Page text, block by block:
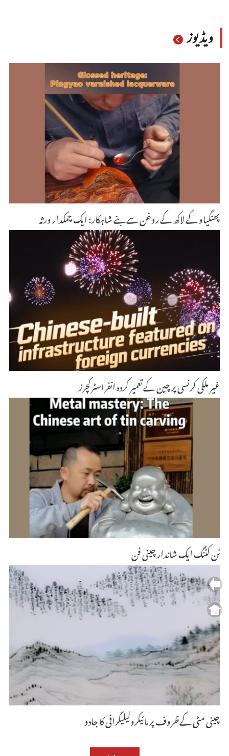
ویڈیوز
پھنگیاو کے لاکھ کے روغن سے بنے شاہکار: ایک چمکدار ورثہ
غیر ملکی کرنسی پر چین کے تعمیر کردہ انفراسٹرکچرز
ٹن کٹنگ ایک شاندار چینی فن
چینی مٹی کےظروف پر مائیکروکیلیگرافی کا جادو